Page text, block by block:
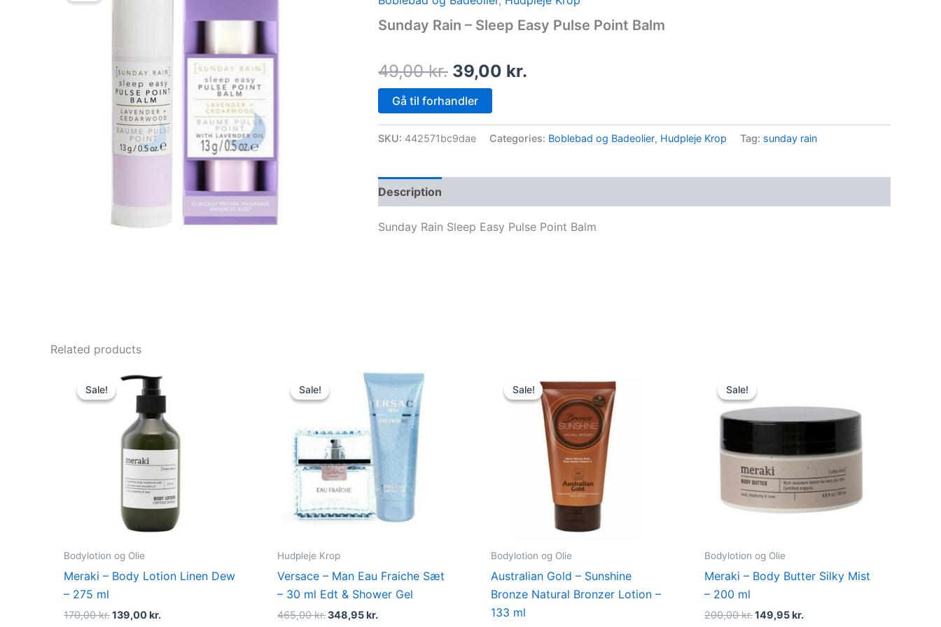
Sunday Rain – Sleep Easy Pulse Point Balm
49,00kr.
price
was:
49,00 kr..
39,00 kr.
price
is:
Gå til forhandler
SKU: 442571bc9dae Categories: Boblebad og Badeolier, Hudpleje Krop Tag: sunday rain
Description
Sunday Rain Sleep Easy Pulse Point Balm
Related products
Sale!
Sale!
Bodylotion og Olie
Meraki – Body Lotion Linen Dew
– 275 ml
170,00kr.
price
was:
170,00 kr..
139,00kr.
is:
Sale!
Sale!
Hudpleje Krop
Versace – Man Eau Fraiche Sæt
– 30 ml Edt & Shower Gel
465,00kr.
Original
was:
465,00 kr..
348,95kr.
Current
price
348,95 kr..
Sale!
Sale!
Bodylotion og Olie
Australian Gold – Sunshine
Bronze Natural Bronzer Lotion –
133 ml
price
was:
149,00 kr..
price
is:
119,00 kr..
Sale!
Sale!
Bodylotion og Olie
Meraki – Body Butter Silky Mist
– 200 ml
200,00kr.
was:
200,00 kr..
149,95kr.
149,95 kr..